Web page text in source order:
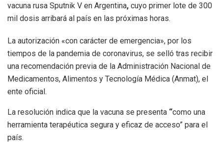
vacuna rusa Sputnik V en Argentina, cuyo primer lote de 300
mil dosis arribará al país en las próximas horas.
La autorización «con carácter de emergencia», por los
tiempos de la pandemia de coronavirus, se selló tras recibir
una recomendación previa de la Administración Nacional de
Medicamentos, Alimentos y Tecnología Médica (Anmat), el
ente oficial.
La resolución indica que la vacuna se presenta “como una
herramienta terapéutica segura y eficaz de acceso” para el
país.